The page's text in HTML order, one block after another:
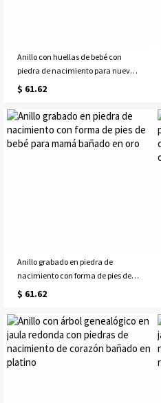
Anillo con huellas de bebé con
piedra de nacimiento para nueva
mamá en oro rosa
$ 61.62
Anillo grabado en piedra de
nacimiento con forma de pies de
bebé para mamá bañado en oro
$ 61.62